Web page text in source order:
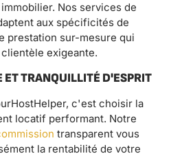
Nos services de
aux spécificités de
prestation sur-mesure qui
exigeante.
TRANQUILLITÉ D'ESPRIT
c'est choisir la
locatif performant. Notre
transparent vous
la rentabilité de votre